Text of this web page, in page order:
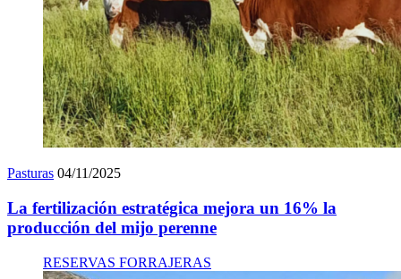
Pasturas 04/11/2025
La fertilización estratégica mejora un 16% la
producción del mijo perenne
RESERVAS FORRAJERAS